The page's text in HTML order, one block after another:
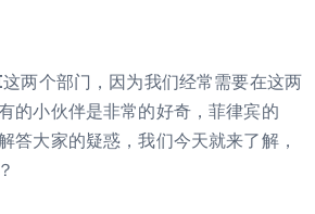
两个部门，因为我们经常需要在这两
的小伙伴是非常的好奇，菲律宾的
大家的疑惑，我们今天就来了解，